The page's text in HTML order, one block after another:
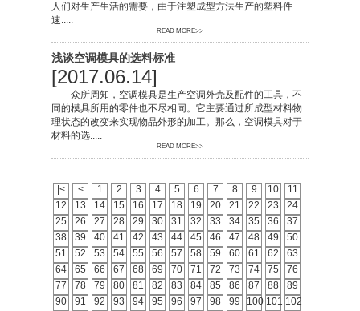
人们对生产生活的需要，由于注塑成型方法生产的塑料件
速.....
READ MORE>>
浅谈空调模具的选料标准
[2017.06.14]
众所周知，空调模具是生产空调外壳及配件的工具，不
同的模具所用的零件也不尽相同。它主要通过所成型材料物
理状态的改变来实现物品外形的加工。那么，空调模具对于
材料的选.....
READ MORE>>
|< < 1 2 3 4 5 6 7 8 9 10
11
12
13 14 15 16 17 18 19 20 21 22 23
24
25
26 27 28 29 30 31 32 33 34 35 36
37
38
39 40 41 42 43 44 45 46 47 48 49
50
51
52 53 54 55 56 57 58 59 60 61 62
63
64
65 66 67 68 69 70 71 72 73 74 75
76
77
78 79 80 81 82 83 84 85 86 87 88
89
90
91 92 93 94 95 96 97 98 99 100 101 102